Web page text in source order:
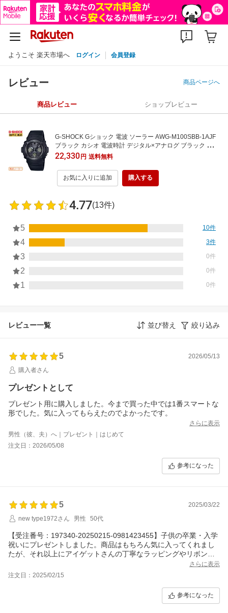
ようこそ 楽天市場へ ログイン 会員登録
レビュー 商品ページへ
商品レビュー ショップレビュー
G-SHOCK Gショック 電波 ソーラー AWG-M100SBB-1AJF
ブラック カシオ 電波時計 デジタル×アナログ ブラック 黒
メンズ 腕時計 [在庫あり]
22,330円 送料無料
お気に入りに追加 購入する
4.77(13件)
5 10件
4 3件
3 0件
2 0件
1 0件
レビュー一覧 並び替え 絞り込み
5
2026/05/13
購入者さん
プレゼントとして
プレゼント用に購入しました。今まで買った中では1番スマートな
形でした。気に入ってもらえたのでよかったです。
さらに表示
男性（彼、夫）へ｜プレゼント｜はじめて
注文日：2026/05/08
参考になった
5
2025/03/22
new type1972さん
男性 50代
【受注番号：197340-20250215-0981423455】子供の卒業・入学
祝いにプレゼントしました。商品はもちろん気に入ってくれまし
たが、それ以上にアイゲットさんの丁寧なラッピングやリボンの
形がくずれないようにされるなど細かいところの気遣いに感銘を
受けました。スタッフの方々の思いが伝わりました。ありがとう
次回は私が購入させていただきますのでまたアイゲットさんにお
さらに表示
注文日：2025/02/15
参考になった